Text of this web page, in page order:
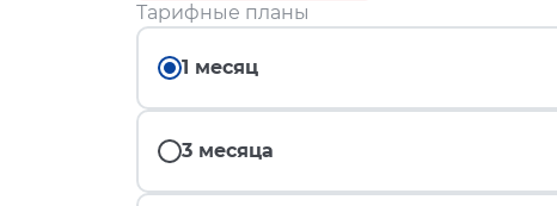
Тарифные планы
1 месяц
3 месяца